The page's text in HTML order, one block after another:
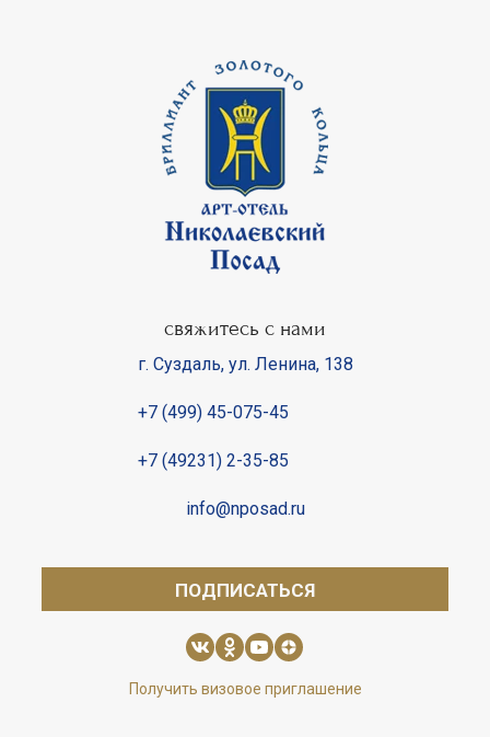
свяжитесь с нами
г. Суздаль, ул. Ленина, 138
+7 (499) 45-075-45
+7 (49231) 2-35-85
info@nposad.ru
ПОДПИСАТЬСЯ
Получить визовое приглашение